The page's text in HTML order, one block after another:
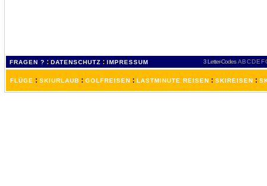
FRAGEN ? : DATENSCHUTZ : IMPRESSUM 3 Letter-Codes ABCDEF
FLÜGE : SKIURLAUB : GOLFREISEN : LASTMINUTE REISEN : SKIREISEN :